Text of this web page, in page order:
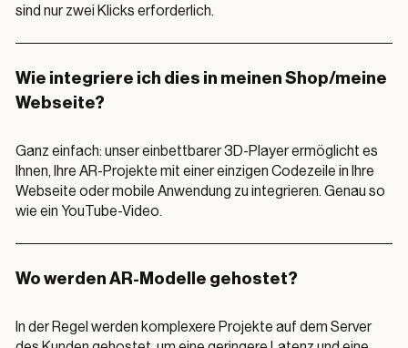
sind nur zwei Klicks erforderlich.
Wie integriere ich dies in meinen Shop/meine
Webseite?
Ganz einfach: unser einbettbarer 3D-Player ermöglicht es
Ihnen, Ihre AR-Projekte mit einer einzigen Codezeile in Ihre
Webseite oder mobile Anwendung zu integrieren. Genau so
wie ein YouTube-Video.
Wo werden AR-Modelle gehostet?
In der Regel werden komplexere Projekte auf dem Server